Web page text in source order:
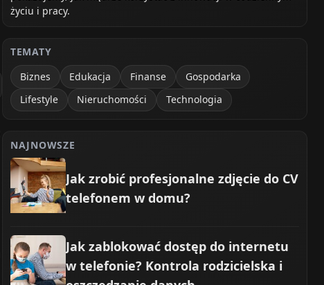
życiu i pracy.
TEMATY
Biznes
Edukacja Finanse
Gospodarka
Lifestyle
Nieruchomości Technologia
NAJNOWSZE
Jak zrobić profesjonalne zdjęcie do CV
telefonem w domu?
Jak zablokować dostęp do internetu
w telefonie? Kontrola rodzicielska i